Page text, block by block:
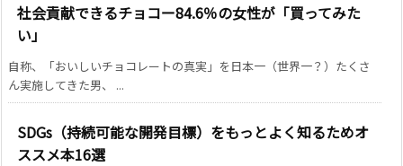
社会貢献できるチョコー84.6％の女性が「買ってみた
い」
自称、「おいしいチョコレートの真実」を日本一（世界一？）たくさ
ん実施してきた男、 ...
SDGs（持続可能な開発目標）をもっとよく知るためオ
ススメ本16選